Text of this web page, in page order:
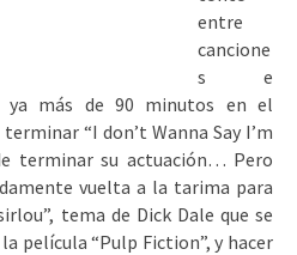
entre
cancione
s e
ya más de 90 minutos en el
“I don’t Wanna Say I’m
terminar su actuación… Pero
vuelta a la tarima para
tema de Dick Dale que se
película “Pulp Fiction”, y hacer